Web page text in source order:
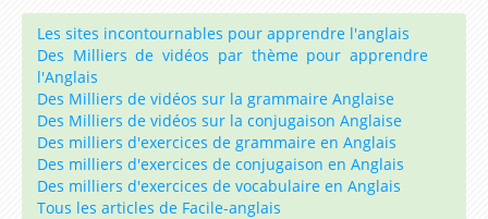
Les sites incontournables pour apprendre l'anglais
Des Milliers de vidéos par thème pour apprendre
l'Anglais
Des Milliers de vidéos sur la grammaire Anglaise
Des Milliers de vidéos sur la conjugaison Anglaise
Des milliers d'exercices de grammaire en Anglais
Des milliers d'exercices de conjugaison en Anglais
Des milliers d'exercices de vocabulaire en Anglais
Tous les articles de Facile-anglais